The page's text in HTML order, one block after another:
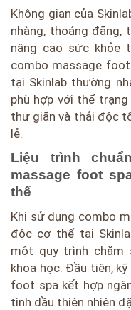
Không gian của
nhàng, thoáng
nâng cao sức khỏe
combo massage
tại Skinlab thường
phù hợp với thể
thư giãn và thải độc
lẻ.
Liệu trình
massage foot
thể
Khi sử dụng combo
độc cơ thể tại
một quy trình chăm
khoa học. Đầu tiên,
foot spa kết hợp
tinh dầu thiên nhiên